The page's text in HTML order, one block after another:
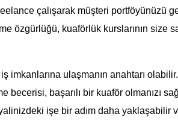
çalışarak müşteri portföyünüzü
özgürlüğü, kuaförlük kurslarının size
imkanlarına ulaşmanın anahtarı olabilir.
başarılı bir kuaför olmanızı sağl
işe bir adım daha yaklaşabilir